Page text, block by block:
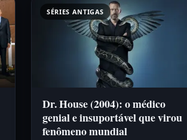
SÉRIES ANTIGAS
Dr. House (2004): o médico
genial e insuportável que virou
fenômeno mundial